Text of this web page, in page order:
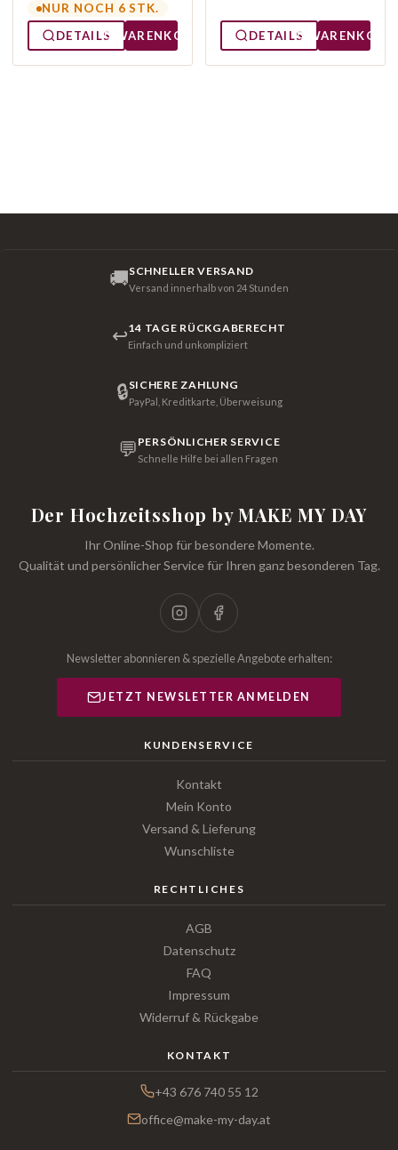
NUR NOCH 6 STK.
DETAILS
WARENKORB DETAILS WARENKORB
🚚SCHNELLER VERSAND
Versand innerhalb von 24 Stunden
↩14 TAGE RÜCKGABERECHT
Einfach und unkompliziert
🔒SICHERE ZAHLUNG
PayPal, Kreditkarte, Überweisung
💬 PERSÖNLICHER SERVICE
Schnelle Hilfe bei allen Fragen
Der Hochzeitsshop by MAKE MY DAY
Ihr Online-Shop für besondere Momente.
Qualität und persönlicher Service für Ihren ganz besonderen Tag.
Newsletter abonnieren & spezielle Angebote erhalten:
JETZT NEWSLETTER ANMELDEN
KUNDENSERVICE
Kontakt
Mein Konto
Versand & Lieferung
Wunschliste
RECHTLICHES
AGB
Datenschutz
FAQ
Impressum
Widerruf & Rückgabe
KONTAKT
+43 676 740 55 12
office@make-my-day.at